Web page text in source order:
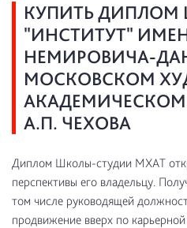
КУПИТЬ
"ИНСТИТУТ"
НЕМИРОВИЧА-
МОСКОВСКОМ
АКАДЕМИЧЕСКОМ
А.П. ЧЕХОВА
Диплом Школы-студии МХАТ
перспективы его владельцу.
том числе руководящей
продвижение вверх по